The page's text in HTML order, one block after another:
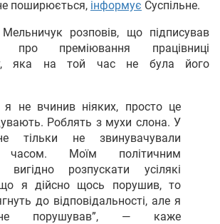
поширюється, інформує Суспільне.
розповів, що підписував
про преміювання працівниці
яка на той час не була його
я не вчинив ніяких, просто це
Роблять з мухи слона. У
тільки не звинувачували
часом. Моїм політичним
вигідно розпускати усілякі
я дійсно щось порушив, то
до відповідальності, але я
порушував”, — каже